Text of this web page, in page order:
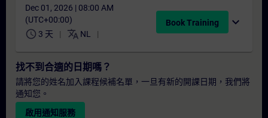
Dec 01, 2026 | 08:00 AM
(UTC+00:00)
schedule 3 天 translate NL
Book Training expand_more
找不到合適的日期嗎？
請將您的姓名加入課程候補名單，一旦有新的開課日期，我們將
通知您。
啟用通知服務